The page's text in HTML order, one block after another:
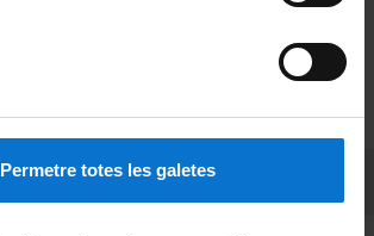
Permetre totes les galetes
Privacidad y términos
Sobre UBtv